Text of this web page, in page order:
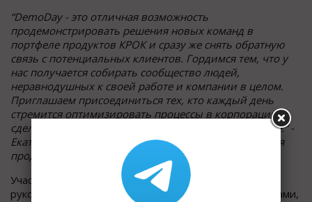
“DemoDay - это отличная возможность
продемонстрировать решения новых команд в
портфеле продуктов КРОК и сразу же снять обратную
связь с потенциальных клиентов. Гордимся тем, что у
нас получается собирать сообщество людей,
неравнодушных к своей работе и компании в целом.
Приглашаем присоединиться тех, кто каждый день
стремится оптимизировать процессы в корпорации,
сделать ее эффективнее, а жизнь коллег комфортнее.” -
Екатерина Мелькова, руководитель группы развития
продуктовых
инноваций
Участие будет полезно собственникам бизнеса,
руководителям по ИТ, маркетингу и работе с клиентами,